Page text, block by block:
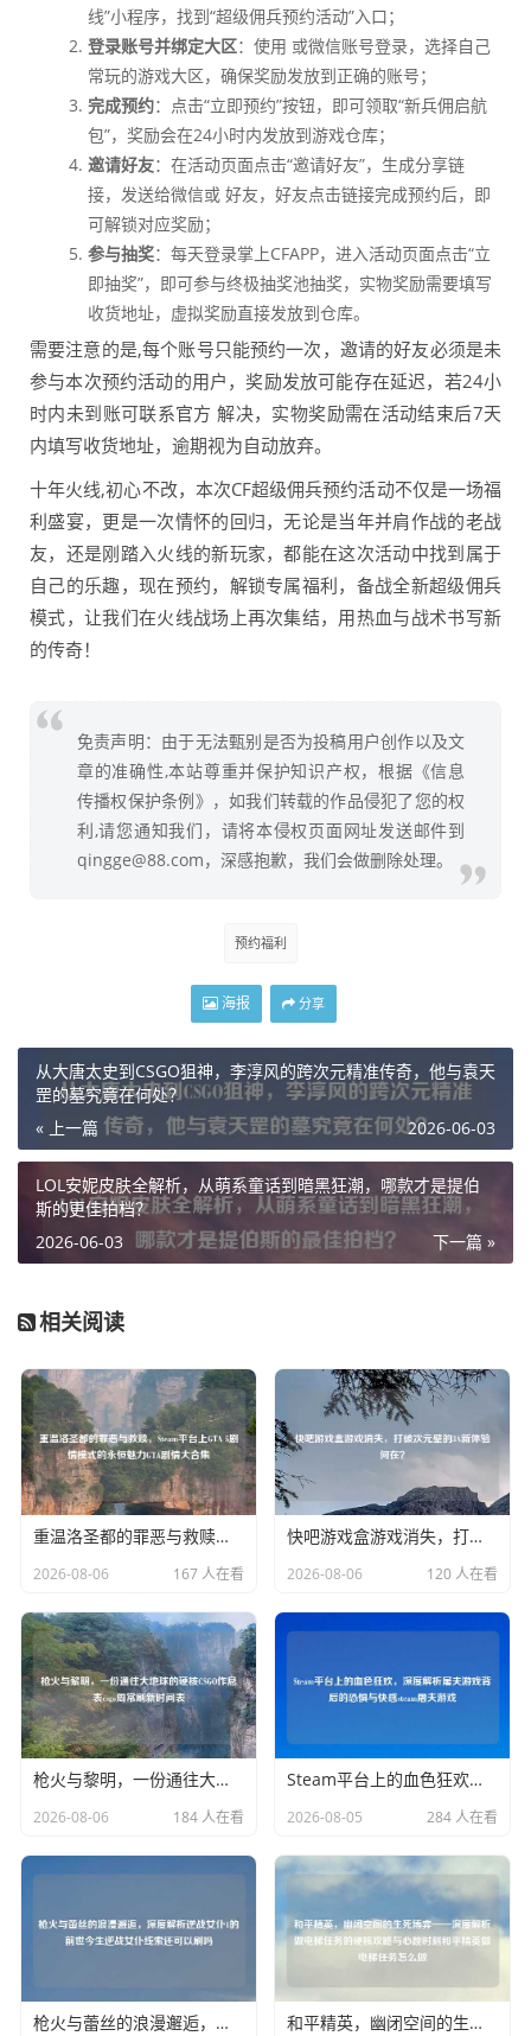
线”小程序，找到“超级佣兵预约活动”入口；
登录账号并绑定大区：使用 或微信账号登录，选择自己
常玩的游戏大区，确保奖励发放到正确的账号；
完成预约：点击“立即预约”按钮，即可领取“新兵佣启航
包”，奖励会在24小时内发放到游戏仓库；
邀请好友：在活动页面点击“邀请好友”，生成分享链
接，发送给微信或 好友，好友点击链接完成预约后，即
可解锁对应奖励；
参与抽奖：每天登录掌上CFAPP，进入活动页面点击“立
即抽奖”，即可参与终极抽奖池抽奖，实物奖励需要填写
收货地址，虚拟奖励直接发放到仓库。
需要注意的是,每个账号只能预约一次，邀请的好友必须是未
参与本次预约活动的用户，奖励发放可能存在延迟，若24小
时内未到账可联系官方 解决，实物奖励需在活动结束后7天
内填写收货地址，逾期视为自动放弃。
十年火线,初心不改，本次CF超级佣兵预约活动不仅是一场福
利盛宴，更是一次情怀的回归，无论是当年并肩作战的老战
友，还是刚踏入火线的新玩家，都能在这次活动中找到属于
自己的乐趣，现在预约，解锁专属福利，备战全新超级佣兵
模式，让我们在火线战场上再次集结，用热血与战术书写新
的传奇！
免责声明：由于无法甄别是否为投稿用户创作以及文
章的准确性,本站尊重并保护知识产权，根据《信息
传播权保护条例》，如我们转载的作品侵犯了您的权
利,请您通知我们，请将本侵权页面网址发送邮件到
qingge@88.com，深感抱歉，我们会做删除处理。
预约福利
海报 分享
从大唐太史到CSGO狙神，李淳风的跨次元精准传奇，他与袁天
罡的墓究竟在何处？
« 上一篇
2026-06-03
LOL安妮皮肤全解析，从萌系童话到暗黑狂潮，哪款才是提伯
斯的更佳拍档？
下一篇 »
2026-06-03
相关阅读
重温洛圣都的罪恶与救赎，Steam平台上GTA 5剧情模式的永恒魅力GTA剧情大合集
2026-08-06 167 人在看
快吧游戏盒游戏消失，打破次元壁的3A新体验何在？
2026-08-06 120 人在看
枪火与黎明，一份通往大地球的硬核CSGO作息表csgo周常刷新时间表
2026-08-06 184 人在看
Steam平台上的血色狂欢，深度解析屠夫游戏背后的恐惧与 steam屠夫游戏
2026-08-05 284 人在看
枪火与蕾丝的浪漫邂逅，深度解析逆战女仆1的前世今生逆战女仆线索还可以刷吗 和平精英，幽闭空间的生死博弈——深度解析做电梯任务的硬核攻略与心跳时刻和平精英做电梯任务怎么做